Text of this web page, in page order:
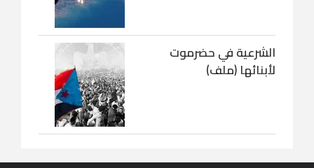
الشرعية في حضرموت
لأبنائها (ملف)